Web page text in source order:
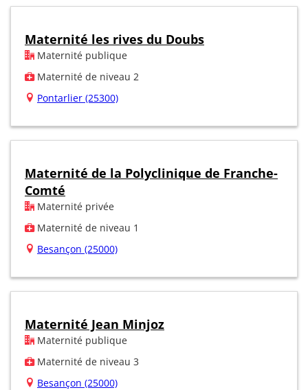
Maternité les rives du Doubs
Maternité publique
Maternité de niveau 2
Pontarlier (25300)
Maternité de la Polyclinique de Franche-
Comté
Maternité privée
Maternité de niveau 1
Besançon (25000)
Maternité Jean Minjoz
Maternité publique
Maternité de niveau 3
Besançon (25000)